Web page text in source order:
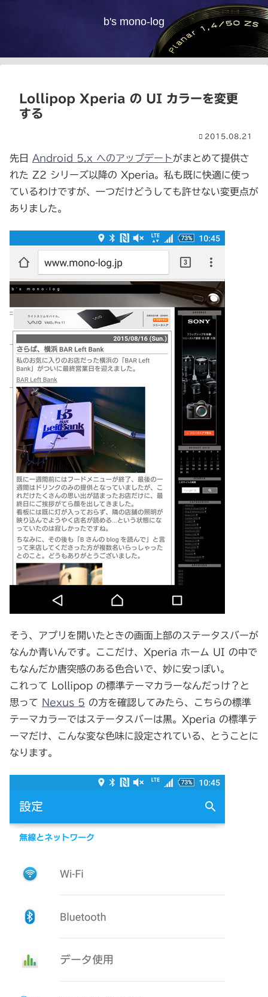
b's mono-log
Lollipop Xperia の UI カラーを変更
する
2015.08.21
先日 Android 5.x へのアップデートがまとめて提供さ
れた Z2 シリーズ以降の Xperia。私も既に快適に使っ
ているわけですが、一つだけどうしても許せない変更点が
ありました。
そう、アプリを開いたときの画面上部のステータスバーが
なんか青いんです。ここだけ、Xperia ホーム UI の中で
もなんだか唐突感のある色合いで、妙に安っぽい。
これって Lollipop の標準テーマカラーなんだっけ？と
思って
Nexus 5 の方を確認してみたら、こちらの標準
テーマカラーではステータスバーは黒。Xperia の標準テ
ーマだけ、こんな変な色味に設定されている、とうことに
なります。